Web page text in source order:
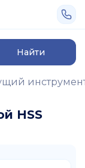
Найти
HSS